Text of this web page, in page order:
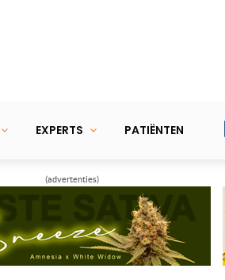
EXPERTS PATIËNTEN
(advertenties)
met kokosvet?
voor gevorderden